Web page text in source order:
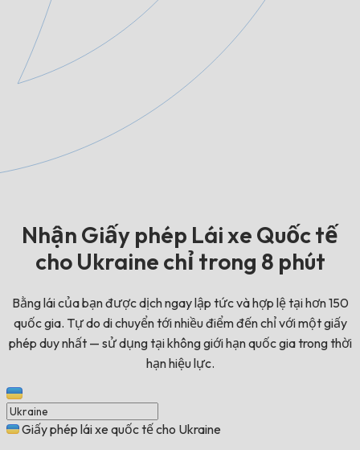
Nhận Giấy phép Lái xe Quốc tế
cho Ukraine chỉ trong 8 phút
Bằng lái của bạn được dịch ngay lập tức và hợp lệ tại hơn 150
quốc gia. Tự do di chuyển tới nhiều điểm đến chỉ với một giấy
phép duy nhất — sử dụng tại không giới hạn quốc gia trong thời
hạn hiệu lực.
Giấy phép lái xe quốc tế cho Ukraine